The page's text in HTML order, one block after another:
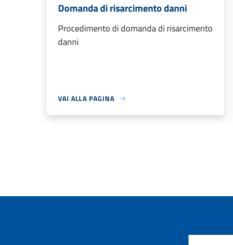
Domanda di risarcimento danni
Procedimento di domanda di risarcimento
danni
VAI ALLA PAGINA